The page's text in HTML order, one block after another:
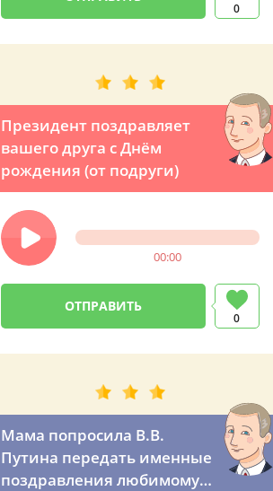
0
Президент поздравляет
вашего друга с Днём
рождения (от подруги)
00:00
0
Мама попросила В.В.
Путина передать именные
поздравления любимому